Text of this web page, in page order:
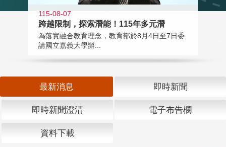
115-08-07
跨越限制，探索潛能！115年多元潛
為落實融合教育理念，教育部於8月4日至7日委
請國立嘉義大學辦...
最新消息 即時新聞
即時新聞澄清 電子布告欄
資料下載